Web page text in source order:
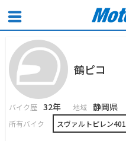
鶴ピコ
バイク歴 32年 地域 静岡県
所有バイク スヴァルトピレン401